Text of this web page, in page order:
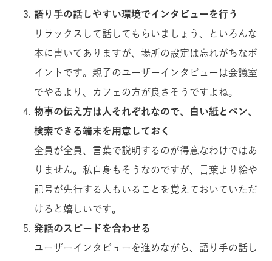
語り手の話しやすい環境でインタビューを行う
リラックスして話してもらいましょう、といろんな
本に書いてありますが、場所の設定は忘れがちなポ
イントです。親子のユーザーインタビューは会議室
でやるより、カフェの方が良さそうですよね。
物事の伝え方は人それぞれなので、白い紙とペン、
検索できる端末を用意しておく
全員が全員、言葉で説明するのが得意なわけではあ
りません。私自身もそうなのですが、言葉より絵や
記号が先行する人もいることを覚えておいていただ
けると嬉しいです。
発話のスピードを合わせる
ユーザーインタビューを進めながら、語り手の話し